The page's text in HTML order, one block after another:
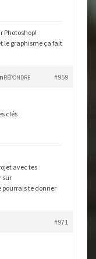
Photoshop!
le graphisme ça fait
#959
RÉPONDRE
clés
avec tes
sur
pourrais te donner
#971